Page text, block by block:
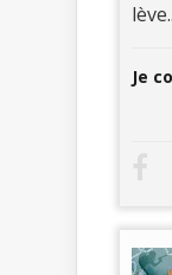
Je